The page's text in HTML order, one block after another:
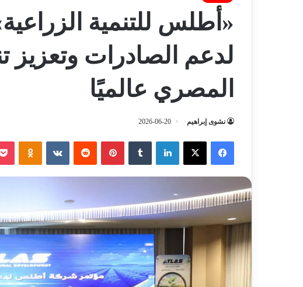
«أطلس للتنمية
لدعم الصادرات وتعزيز
المصري عالميًا
نشوى إبراهيم 2026-06-20
فيسبوك ‫X لينكدإن بينتيريست